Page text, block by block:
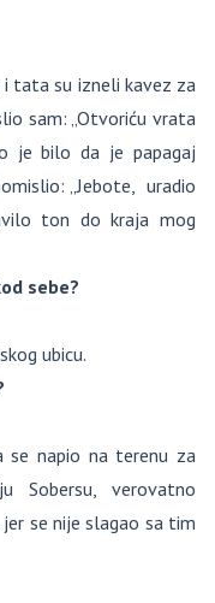
tata su izneli kavez za
sam: „Otvoriću vrata
je bilo da je papagaj
„Jebote, uradio
ton do kraja mog
sebe?
ubicu.
se napio na terenu za
Sobersu, verovatno
se nije slagao sa tim